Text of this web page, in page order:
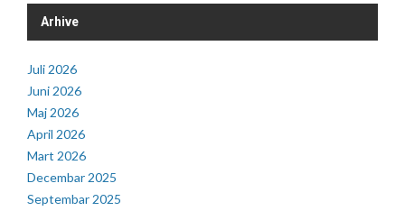
Arhive
Juli 2026
Juni 2026
Maj 2026
April 2026
Mart 2026
Decembar 2025
Septembar 2025